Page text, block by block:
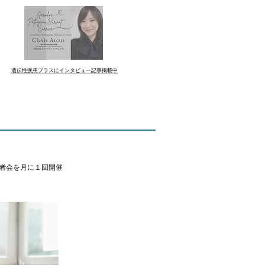
遺伝性疾患プラスにインタビュー記事掲載中
会を月に１回開催